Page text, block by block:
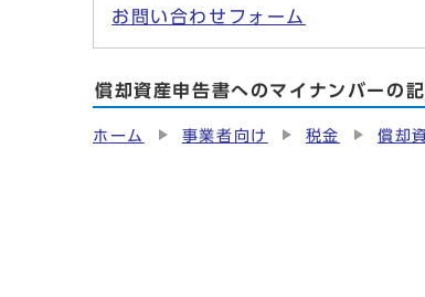
お問い合わせフォーム
償却資産申告書へのマイナンバーの
ホーム 事業者向け 税金 償却